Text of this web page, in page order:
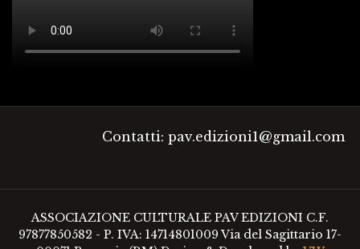
Contatti: pav.edizioni1@gmail.com
ASSOCIAZIONE CULTURALE PAV EDIZIONI C.F.
97877850582 - P. IVA: 14714801009 Via del Sagittario 17-